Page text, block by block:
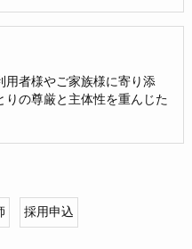
用者様やご家族様に寄り添
りの尊厳と主体性を重んじた
採用申込